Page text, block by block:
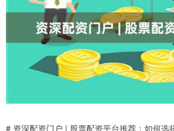
# 资深配资门户 | 股票配资平台推荐：如何选